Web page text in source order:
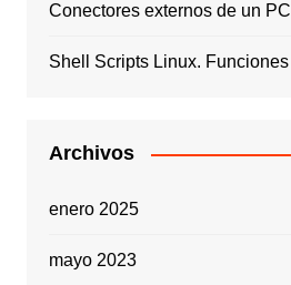
Conectores externos de un PC
Shell Scripts Linux. Funciones
Archivos
enero 2025
mayo 2023